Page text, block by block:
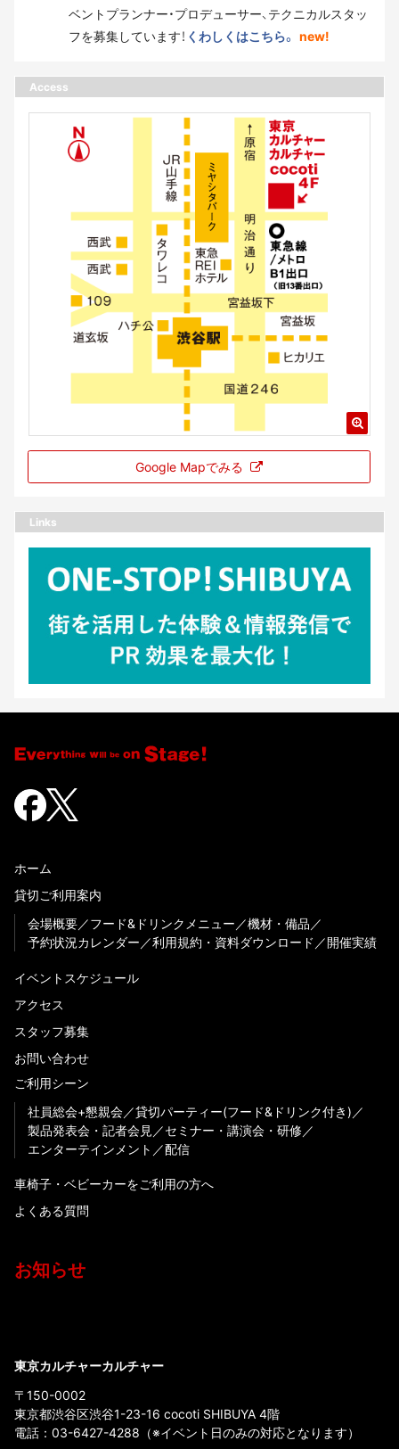
ベントプランナー・プロデューサー、テクニカルスタッ
フを募集しています！ くわしくはこちら。 new!
Access
Google Mapでみる
Links
ホーム
貸切ご利用案内
会場概要
フード&ドリンクメニュー
機材・備品
予約状況カレンダー
利用規約・資料ダウンロード 開催実績
イベントスケジュール
アクセス
スタッフ募集
お問い合わせ
ご利用シーン
社員総会+懇親会
貸切パーティー(フード&ドリンク付き)
製品発表会・記者会見
セミナー・講演会・研修
エンターテインメント
配信
車椅子・ベビーカーをご利用の方へ
よくある質問
お知らせ
東京カルチャーカルチャー
〒150-0002
東京都渋谷区渋谷1-23-16 cocoti SHIBUYA 4階
電話： 03-6427-4288 （※イベント日のみの対応となります）